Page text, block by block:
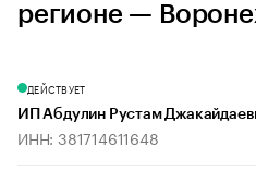
регионе —
ДЕЙСТВУЕТ
ИП Абдулин Рустам
ИНН: 381714611648